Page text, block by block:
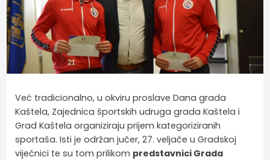
Već tradicionalno, u okviru proslave Dana grada
Kaštela, Zajednica športskih udruga grada Kaštela i
Grad Kaštela organiziraju prijem kategoriziranih
sportaša. Isti je održan jučer, 27. veljače u Gradskoj
vijećnici te su tom prilikom predstavnici Grada